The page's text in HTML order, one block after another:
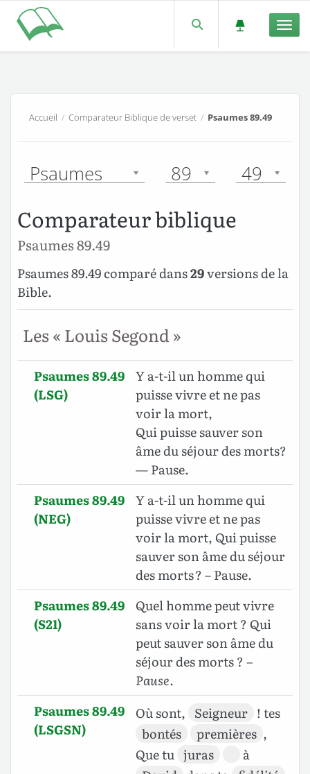
Accueil / Comparateur Biblique de verset/ Psaumes 89.49
Psaumes 89 49
Comparateur biblique
Psaumes 89.49
Psaumes 89.49 comparé dans29versions de la
Bible.
Les « Louis Segond »
Psaumes 89.49
(LSG)
Y a-t-il un homme qui
puisse vivre et ne pas
voir la mort,
Qui puisse sauver son
âme du séjour des morts?
— Pause.
Psaumes 89.49
(NEG)
Y a-t-il un homme qui
puisse vivre et ne pas
voir la mort, Qui puisse
sauver son âme du séjour
des morts ? – Pause.
Psaumes 89.49
(S21)
Quel homme peut vivre
sans voir la mort ? Qui
peut sauver son âme du
séjour des morts ? –
Pause.
Psaumes 89.49
(LSGSN)
Où sont, Seigneur ! tes
bontés
premières ,
Que tu juras
à